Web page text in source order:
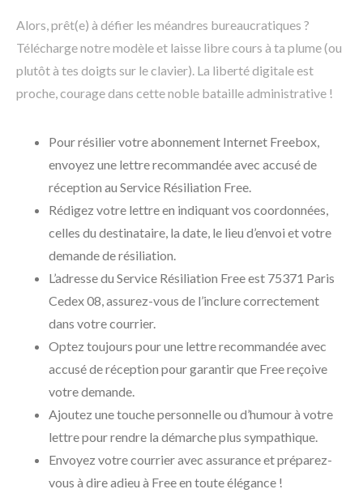
Alors, prêt(e) à défier les méandres bureaucratiques ?
Télécharge notre modèle et laisse libre cours à ta plume (ou
plutôt à tes doigts sur le clavier). La liberté digitale est
proche, courage dans cette noble bataille administrative !
Pour résilier votre abonnement Internet Freebox,
envoyez une lettre recommandée avec accusé de
réception au Service Résiliation Free.
Rédigez votre lettre en indiquant vos coordonnées,
celles du destinataire, la date, le lieu d’envoi et votre
demande de résiliation.
L’adresse du Service Résiliation Free est 75371 Paris
Cedex 08, assurez-vous de l’inclure correctement
dans votre courrier.
Optez toujours pour une lettre recommandée avec
accusé de réception pour garantir que Free reçoive
votre demande.
Ajoutez une touche personnelle ou d’humour à votre
lettre pour rendre la démarche plus sympathique.
Envoyez votre courrier avec assurance et préparez-
vous à dire adieu à Free en toute élégance !